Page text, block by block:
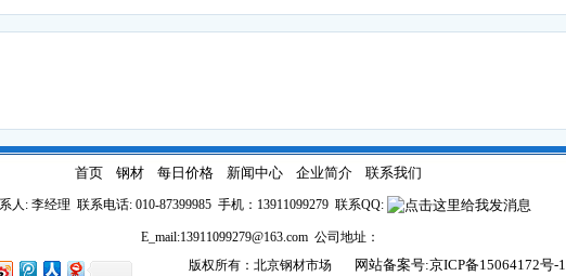
首页 钢材 每日价格 新闻中心 企业简介 联系我们
人: 李经理 联系电话: 010-87399985 手机：13911099279 联系QQ:
E_mail:13911099279@163.com 公司地址：
版权所有：北京钢材市场
网站备案号:京ICP备15064172号-1